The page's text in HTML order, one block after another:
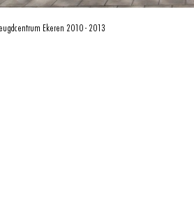
Ekeren 2010 - 2013